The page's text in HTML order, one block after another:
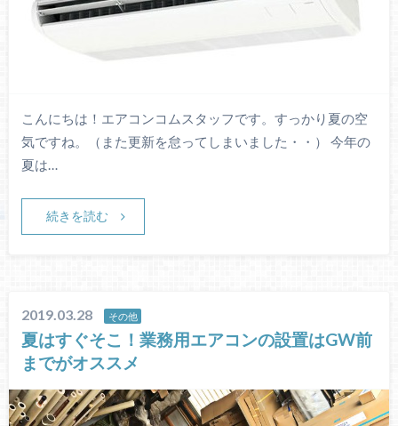
こんにちは！エアコンコムスタッフです。すっかり夏の空
気ですね。（また更新を怠ってしまいました・・） 今年の
夏は…
続きを読む
2019.03.28 その他
夏はすぐそこ！業務用エアコンの設置はGW前
までがオススメ